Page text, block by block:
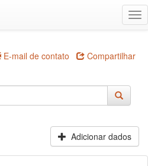
E-mail de contato Compartilhar
Adicionar dados